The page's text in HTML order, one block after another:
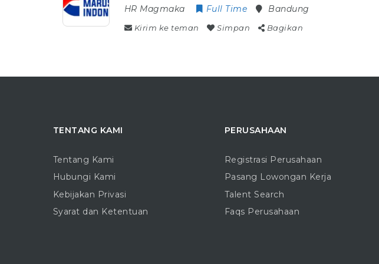
HR Magmaka Full Time Bandung
Kirim ke teman Simpan Bagikan
TENTANG KAMI
Tentang Kami
Hubungi Kami
Kebijakan Privasi
Syarat dan Ketentuan
PERUSAHAAN
Registrasi Perusahaan
Pasang Lowongan Kerja
Talent Search
Faqs Perusahaan